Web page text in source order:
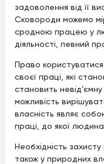
задоволення від її
Сковороди можемо
сродною працею у
діяльності, певний
Право
своєї праці, які
становить
можливість
власність являє
праці, до якої
Необхідність
також у природних